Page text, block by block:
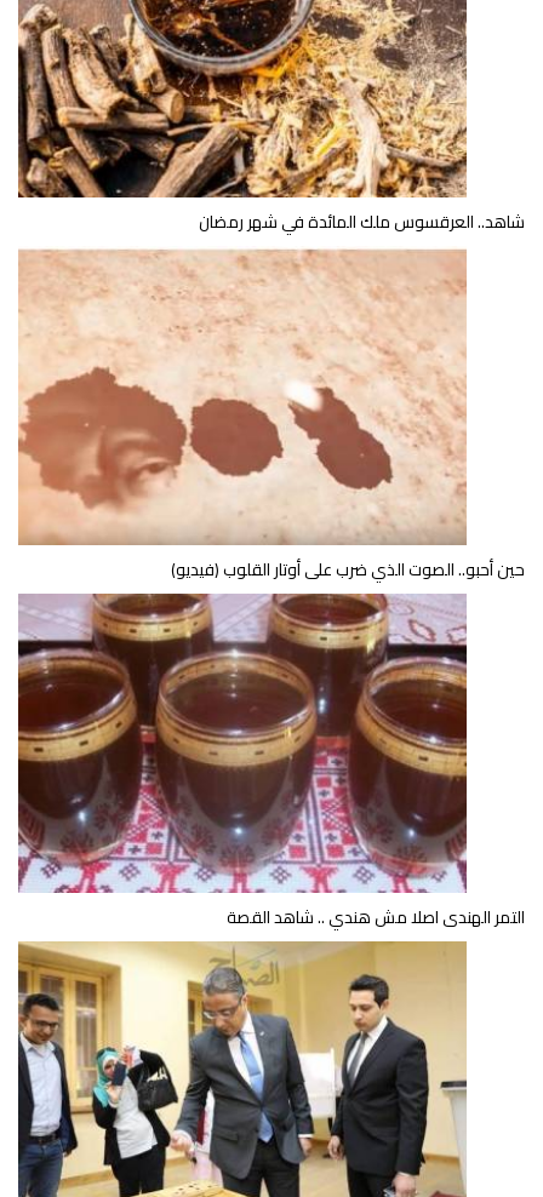
شاهد.. العرقسوس ملك المائدة في شهر رمضان
حين أحبو.. الصوت الذي ضرب على أوتار القلوب (فيديو)
التمر الهندى اصلا مش هندي .. شاهد القصة